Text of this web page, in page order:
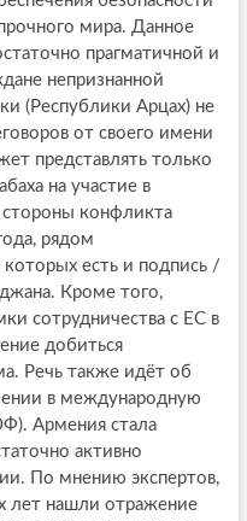
мира. Данное
прагматичной и
непризнанной
(Республики Арцах) не
от своего имени
представлять только
на участие в
стороны конфликта
рядом
есть и подпись /
Кроме того,
сотрудничества с ЕС в
добиться
Речь также идёт об
в международную
Армения стала
активно
По мнению экспертов,
лет нашли отражение